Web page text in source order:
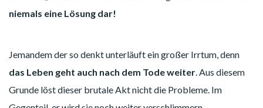
niemals eine Lösung dar!
Jemandem der so denkt unterläuft ein großer Irrtum, denn
das Leben geht auch nach dem Tode weiter. Aus diesem
Grunde löst dieser brutale Akt nicht die Probleme. Im